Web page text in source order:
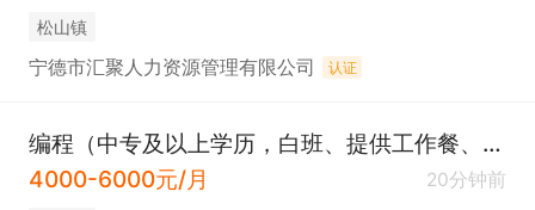
松山镇
宁德市汇聚人力资源管理有限公司 认证
编程（中专及以上学历，白班、提供工作餐、宿舍、五险、法定节假日、节日福利等，请直接电话咨询）
4000-6000元/月
20分钟前